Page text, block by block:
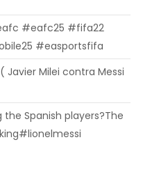
#eafc25 #fifa22
#easportsfifa
Javier Milei contra Messi
the Spanish players?The